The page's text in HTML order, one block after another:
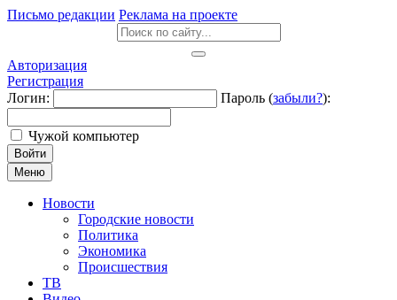
Письмо редакции Реклама на проекте
Авторизация
Регистрация
Логин:
Пароль (забыли?):
Чужой компьютер
Войти
Меню
Новости
Городские новости
Политика
Экономика
Происшествия
ТВ